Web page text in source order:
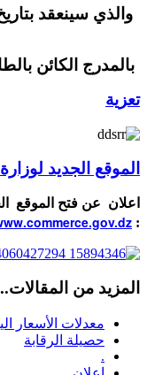
سينعقد بتاريخ
الكائن بالطابق
لوزارة التجارة
فتح الموقع الجديد
https://
من المقالات...
الأسعار اليومية
الرقابة